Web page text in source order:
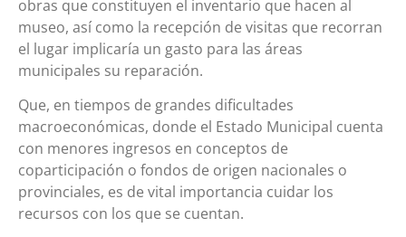
obras que constituyen el inventario que hacen al
museo, así como la recepción de visitas que recorran
el lugar implicaría un gasto para las áreas
municipales su reparación.
Que, en tiempos de grandes dificultades
macroeconómicas, donde el Estado Municipal cuenta
con menores ingresos en conceptos de
coparticipación o fondos de origen nacionales o
provinciales, es de vital importancia cuidar los
recursos con los que se cuentan.